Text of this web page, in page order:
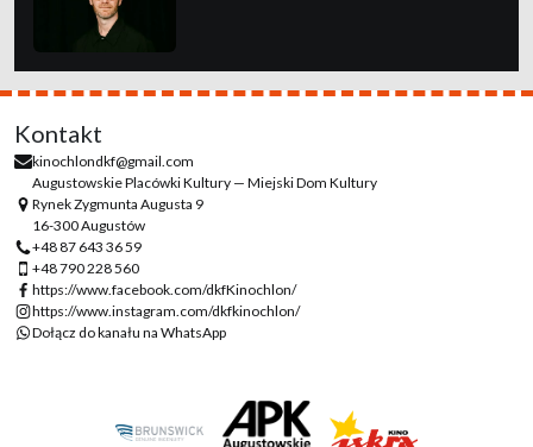
Kontakt
kinochlondkf@gmail.com
Augustowskie Placówki Kultury — Miejski Dom Kultury
Rynek Zygmunta Augusta 9
16-300 Augustów
+48 87 643 36 59
+48 790 228 560
https://www.facebook.com/dkfKinochlon/
https://www.instagram.com/dkfkinochlon/
Dołącz do kanału na WhatsApp